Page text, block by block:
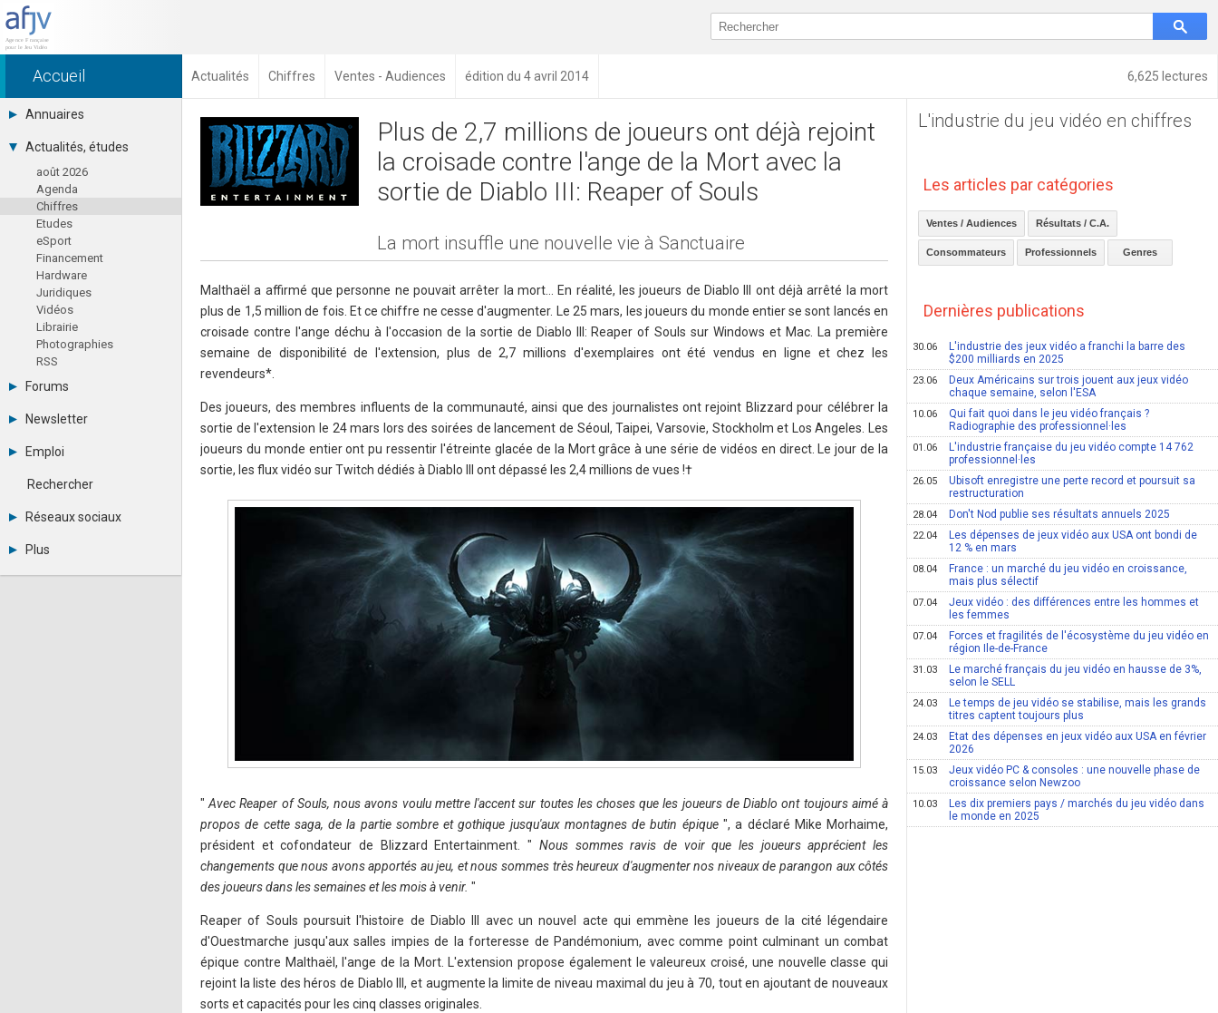
6,625 lectures
Accueil Actualités Chiffres Ventes - Audiences édition du 4 avril 2014
Annuaires
Toutes les sociétés (691)
Studios (418)
Editeurs (49)
Distributeurs (16)
Hard. / Accessoires (10)
Middlewares (15)
Prestataires (99)
Assoc. / Syndicats (21)
Formations / Ecoles (46)
Presse spécialisée (17)
Actualités, études
août 2026
Agenda
Chiffres
Etudes
eSport
Financement
Hardware
Juridiques
Vidéos
Librairie
Photographies
RSS
Forums
Tous les forums
Se connecter
Messages privés
Contacter un modérateur
Newsletter
Archives
Abonnement
Emploi
Consulter les annonces
Observatoire de l'emploi
Rechercher
Réseaux sociaux
LinkedIn
Plus
Annonceurs
Plus de 2,7 millions de joueurs ont déjà rejoint
la croisade contre l'ange de la Mort avec la
sortie de Diablo III: Reaper of Souls
La mort insuffle une nouvelle vie à Sanctuaire
Malthaël a affirmé que personne ne pouvait arrêter la mort… En réalité, les joueurs de Diablo III ont déjà arrêté la mort
plus de 1,5 million de fois. Et ce chiffre ne cesse d'augmenter. Le 25 mars, les joueurs du monde entier se sont lancés en
croisade contre l'ange déchu à l'occasion de la sortie de Diablo III: Reaper of Souls sur Windows et Mac. La première
semaine de disponibilité de l'extension, plus de 2,7 millions d'exemplaires ont été vendus en ligne et chez les
revendeurs*.
Des joueurs, des membres influents de la communauté, ainsi que des journalistes ont rejoint Blizzard pour célébrer la
sortie de l'extension le 24 mars lors des soirées de lancement de Séoul, Taipei, Varsovie, Stockholm et Los Angeles. Les
joueurs du monde entier ont pu ressentir l'étreinte glacée de la Mort grâce à une série de vidéos en direct. Le jour de la
sortie, les flux vidéo sur Twitch dédiés à Diablo III ont dépassé les 2,4 millions de vues !†
" Avec Reaper of Souls, nous avons voulu mettre l'accent sur toutes les choses que les joueurs de Diablo ont toujours aimé à
propos de cette saga, de la partie sombre et gothique jusqu'aux montagnes de butin épique", a déclaré Mike Morhaime,
président et cofondateur de Blizzard Entertainment. " Nous sommes ravis de voir que les joueurs apprécient les
changements que nous avons apportés au jeu, et nous sommes très heureux d'augmenter nos niveaux de parangon aux côtés
des joueurs dans les semaines et les mois à venir. "
Reaper of Souls poursuit l'histoire de Diablo III avec un nouvel acte qui emmène les joueurs de la cité légendaire
d'Ouestmarche jusqu'aux salles impies de la forteresse de Pandémonium, avec comme point culminant un combat
épique contre Malthaël, l'ange de la Mort. L'extension propose également le valeureux croisé, une nouvelle classe qui
rejoint la liste des héros de Diablo III, et augmente la limite de niveau maximal du jeu à 70, tout en ajoutant de nouveaux
sorts et capacités pour les cinq classes originales.
L'industrie du jeu vidéo en chiffres
Les articles par catégories
Ventes / Audiences Résultats / C.A.
Consommateurs Professionnels Genres
Dernières publications
30.06
L'industrie des jeux vidéo a franchi la barre des
$200 milliards en 2025
23.06
Deux Américains sur trois jouent aux jeux vidéo
chaque semaine, selon l'ESA
10.06
Qui fait quoi dans le jeu vidéo français ?
Radiographie des professionnel·les
01.06
L'industrie française du jeu vidéo compte 14 762
professionnel·les
26.05
Ubisoft enregistre une perte record et poursuit sa
restructuration
28.04 Don't Nod publie ses résultats annuels 2025
22.04
Les dépenses de jeux vidéo aux USA ont bondi de
12 % en mars
08.04
France : un marché du jeu vidéo en croissance,
mais plus sélectif
07.04
Jeux vidéo : des différences entre les hommes et
les femmes
07.04
Forces et fragilités de l'écosystème du jeu vidéo en
région Ile-de-France
31.03
Le marché français du jeu vidéo en hausse de 3%,
selon le SELL
24.03
Le temps de jeu vidéo se stabilise, mais les grands
titres captent toujours plus
24.03
Etat des dépenses en jeux vidéo aux USA en février
2026
15.03
Jeux vidéo PC & consoles : une nouvelle phase de
croissance selon Newzoo
10.03
Les dix premiers pays / marchés du jeu vidéo dans
le monde en 2025